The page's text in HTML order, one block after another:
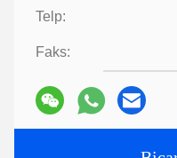
Telp:
Faks: